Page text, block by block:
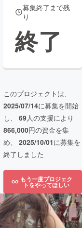
募集終了まで残
り
終了
このプロジェクトは、
2025/07/14に募集を開始
し、 69人の支援により
866,000円の資金を集
め、 2025/10/01に募集を
終了しました
もう一度プロジェク
トをやってほしい